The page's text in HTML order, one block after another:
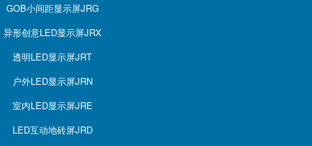
GOB小间距显示屏JRG
异形创意LED显示屏JRX
透明LED显示屏JRT
户外LED显示屏JRN
室内LED显示屏JRE
LED互动地砖屏JRD